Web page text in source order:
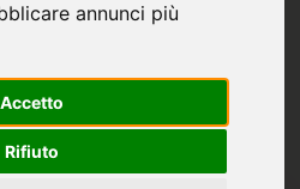
annunci più
Accetto
Rifiuto